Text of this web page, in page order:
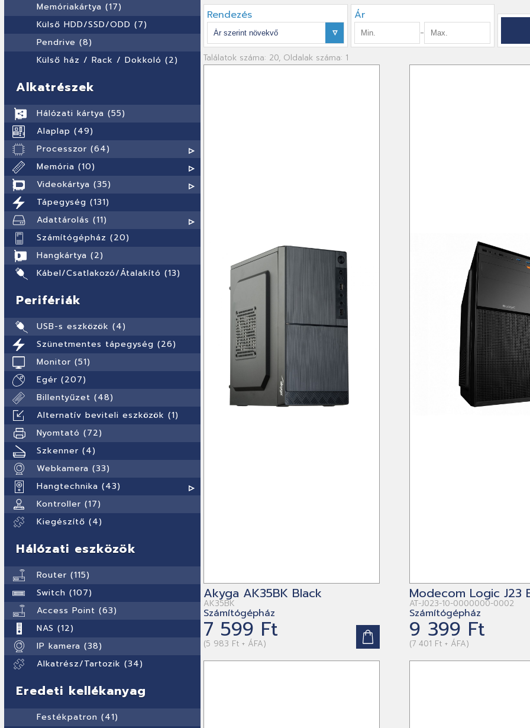
Memóriakártya (17)
Külső HDD/SSD/ODD (7)
Pendrive (8)
Külső ház / Rack / Dokkoló (2)
Alkatrészek
Hálózati kártya (55)
Alaplap (49)
Processzor (64)
Memória (10)
Videokártya (35)
Tápegység (131)
Adattárolás (11)
Számítógépház (20)
Hangkártya (2)
Kábel/Csatlakozó/Átalakító (13)
Perifériák
USB-s eszközök (4)
Szünetmentes tápegység (26)
Monitor (51)
Egér (207)
Billentyűzet (48)
Alternatív beviteli eszközök (1)
Nyomtató (72)
Szkenner (4)
Webkamera (33)
Hangtechnika (43)
Kontroller (17)
Kiegészítő (4)
Hálózati eszközök
Router (115)
Switch (107)
Access Point (63)
NAS (12)
IP kamera (38)
Alkatrész/Tartozik (34)
Eredeti kellékanyag
Festékpatron (41)
Rendezés
Ár
-
Találatok száma: 20, Oldalak száma: 1
Akyga AK35BK Black
AK35BK
Számítógépház
7 599 Ft
(5 983 Ft + ÁFA)
Modecom Logic J23
AT-J023-10-0000000-0002
Számítógépház
9 399 Ft
(7 401 Ft + ÁFA)